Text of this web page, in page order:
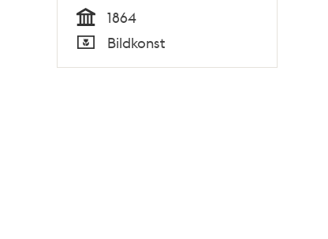
Tid
1864
Typ
Bildkonst